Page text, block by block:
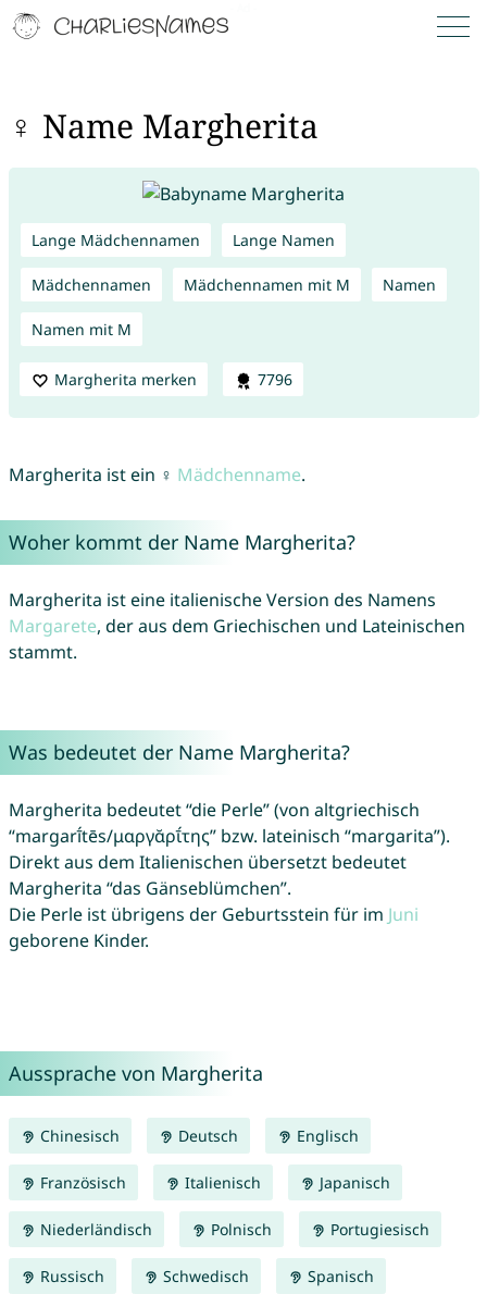
♀ Name Margherita
Lange Mädchennamen Lange Namen
Mädchennamen Mädchennamen mit M Namen
Namen mit M
Margherita merken 7796
Margherita ist ein ♀ Mädchenname.
Woher kommt der Name Margherita?
Margherita ist eine italienische Version des Namens
Margarete, der aus dem Griechischen und Lateinischen
stammt.
Was bedeutet der Name Margherita?
Margherita bedeutet “die Perle” (von altgriechisch
“margarī́tēs/μαργᾰρῑ́της” bzw. lateinisch “margarita”).
Direkt aus dem Italienischen übersetzt bedeutet
Margherita “das Gänseblümchen”.
Die Perle ist übrigens der Geburtsstein für im Juni
geborene Kinder.
Aussprache von Margherita
Chinesisch Deutsch Englisch
Französisch Italienisch Japanisch
Niederländisch Polnisch Portugiesisch
Russisch Schwedisch Spanisch